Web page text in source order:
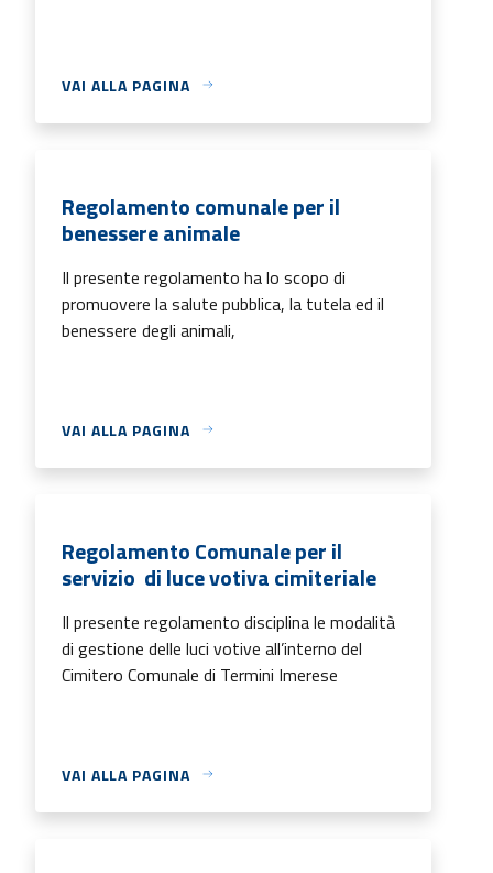
VAI ALLA PAGINA
Regolamento comunale per il
benessere animale
Il presente regolamento ha lo scopo di
promuovere la salute pubblica, la tutela ed il
benessere degli animali,
VAI ALLA PAGINA
Regolamento Comunale per il
servizio di luce votiva cimiteriale
Il presente regolamento disciplina le modalità
di gestione delle luci votive all’interno del
Cimitero Comunale di Termini Imerese
VAI ALLA PAGINA